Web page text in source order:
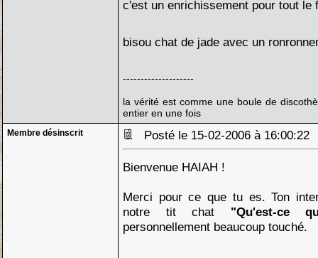
c'est un enrichissement pour tout le
bisou chat de jade avec un
--------------------
la vérité est comme une boule de
entier en une fois
Membre désinscrit Posté le 15-02-2006 à
Bienvenue HAIAH !
Merci pour ce que tu es. Ton
notre tit chat "Qu'est-ce
personnellement beaucoup touché.